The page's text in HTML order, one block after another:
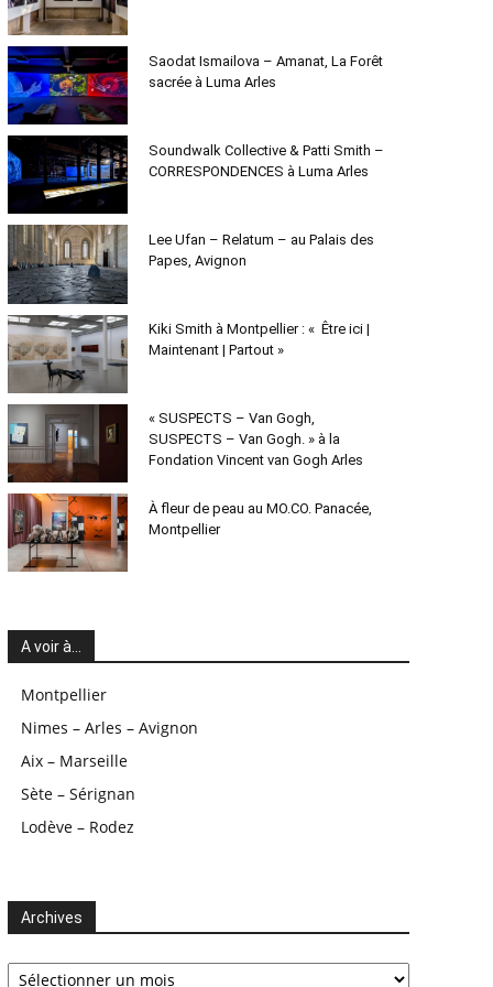
Saodat Ismailova – Amanat, La Forêt
sacrée à Luma Arles
Soundwalk Collective & Patti Smith –
CORRESPONDENCES à Luma Arles
Lee Ufan – Relatum – au Palais des
Papes, Avignon
Kiki Smith à Montpellier : « Être ici |
Maintenant | Partout »
« SUSPECTS – Van Gogh,
SUSPECTS – Van Gogh. » à la
Fondation Vincent van Gogh Arles
À fleur de peau au MO.CO. Panacée,
Montpellier
A voir à…
Montpellier
Nimes – Arles – Avignon
Aix – Marseille
Sète – Sérignan
Lodève – Rodez
Archives
Archives